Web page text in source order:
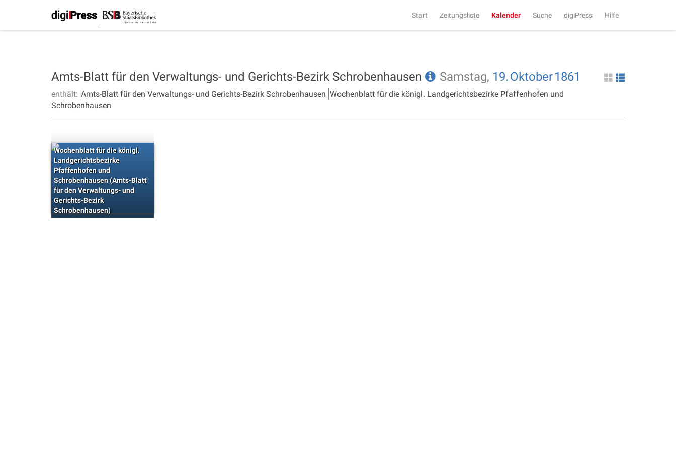
Start Zeitungsliste Kalender Suche digiPress Hilfe
Amts-Blatt für den Verwaltungs- und Gerichts-Bezirk Schrobenhausen Samstag, 19.Oktober1861
enthält: Amts-Blatt für den Verwaltungs- und Gerichts-Bezirk Schrobenhausen Wochenblatt für die königl. Landgerichtsbezirke Pfaffenhofen und
Schrobenhausen
Wochenblatt für die königl.
Landgerichtsbezirke
Pfaffenhofen und
Schrobenhausen (Amts-Blatt
für den Verwaltungs- und
Gerichts-Bezirk
Schrobenhausen)